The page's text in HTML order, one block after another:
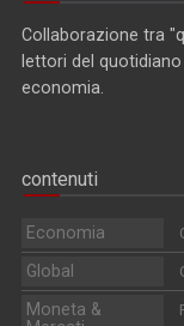
Collaborazione tra
lettori del
economia.
contenuti
Economia
Global
Moneta &